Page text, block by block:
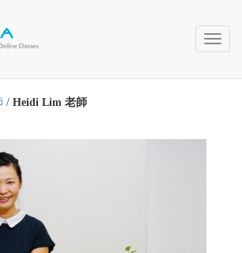
Toggle
/ Heidi Lim 老師